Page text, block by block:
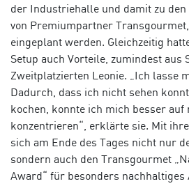
der Industriehalle und damit zu
von Premiumpartner
eingeplant werden. Gleichzeitig
Setup auch Vorteile, zumindest aus
Zweitplatzierten Leonie. „Ich lasse
Dadurch, dass ich nicht sehen
kochen, konnte ich mich besser auf
konzentrieren“, erklärte sie. Mit
sich am Ende des Tages nicht nur
sondern auch den Transgourmet
Award“ für besonders nachhaltiges